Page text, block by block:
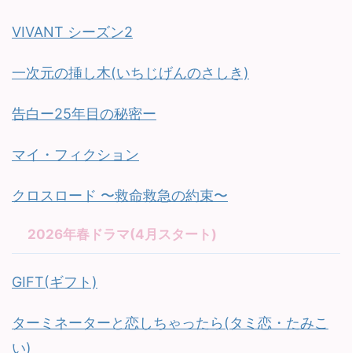
VIVANT シーズン2
一次元の挿し木(いちじげんのさしき)
告白ー25年目の秘密ー
マイ・フィクション
クロスロード 〜救命救急の約束〜
2026年春ドラマ(4月スタート)
GIFT(ギフト)
ターミネーターと恋しちゃったら(タミ恋・たみこ
い)